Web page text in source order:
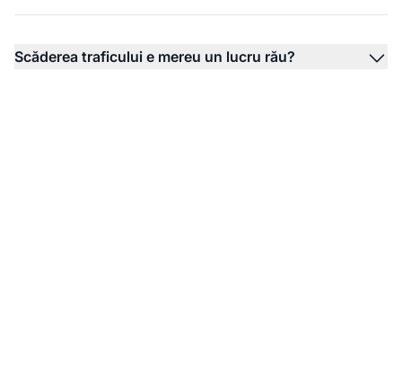
Scăderea traficului e mereu un lucru rău?